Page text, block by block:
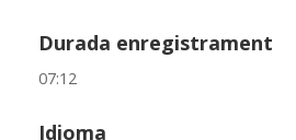
Durada enregistrament
07:12
Idioma